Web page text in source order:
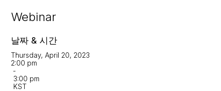
Webinar
날짜 & 시간
Thursday, April 20, 2023
2:00 pm
-
3:00 pm
KST